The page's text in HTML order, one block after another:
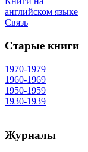
английском языке
Связь
Старые книги
1970-1979
1960-1969
1950-1959
1930-1939
Журналы